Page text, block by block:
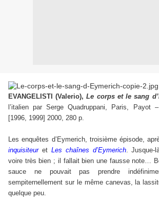
EVANGELISTI (Valerio),Le corps et le sang
l’italien par Serge Quadruppani, Paris, Payot
[1996, 1999] 2000, 280 p.
Les enquêtes d’Eymerich, troisième épisode,
inquisiteuret Les chaînes d’Eymerich. Jusque-
voire très bien ; il fallait bien une fausse note…
sauce ne pouvait pas prendre
sempiternellement sur le même canevas, la
quelque peu.